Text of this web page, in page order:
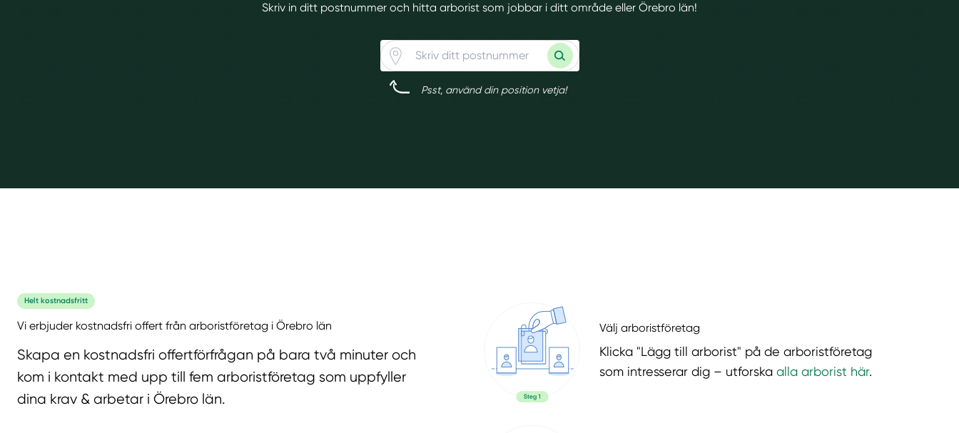
Skriv in ditt postnummer och hitta arborist som jobbar i ditt område eller Örebro län!
Psst, använd din position vetja!
Helt kostnadsfritt
Vi erbjuder kostnadsfri offert från arboristföretag i Örebro län
Skapa en kostnadsfri offertförfrågan på bara två minuter och
kom i kontakt med upp till fem arboristföretag som uppfyller
dina krav & arbetar i Örebro län.
Välj arboristföretag
Klicka "Lägg till arborist" på de arboristföretag
som intresserar dig – utforska alla arborist här.